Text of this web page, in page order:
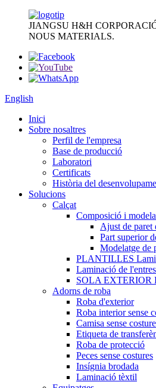
JIANGSU H&H
NOUS MATERIALS.
English
Inici
Sobre nosaltres
Perfil de l'empresa
Base de producció
Laboratori
Certificats
Història del
Solucions
Calçat
Composició i
Ajust de paret
Part superior
Modelatge de
PLANTILLES
Laminació de
SOLA EXTERIOR
Adorns de roba
Roba d'exterior
Roba interior sense
Camisa sense
Etiqueta de
Roba de protecció
Peces sense costures
Insígnia brodada
Laminació tèxtil